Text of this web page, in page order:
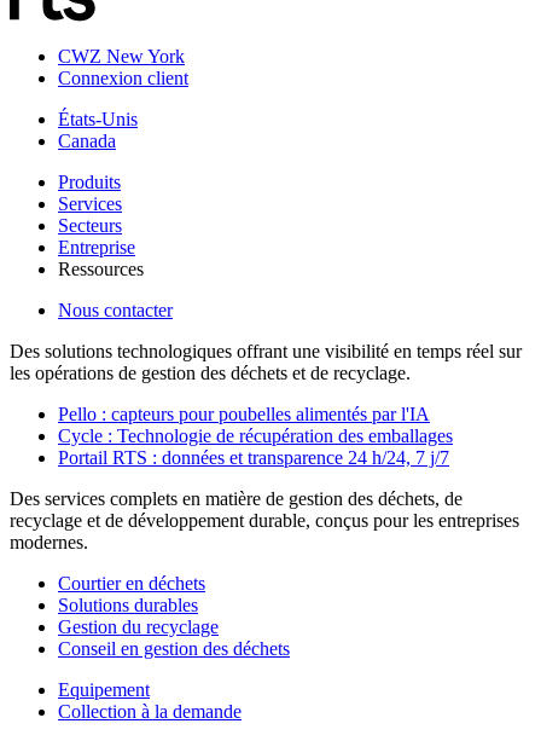
CWZ New York
Connexion client
États-Unis
Canada
Produits
Services
Secteurs
Entreprise
Ressources
Nous contacter
Des solutions technologiques offrant une visibilité en temps réel sur
les opérations de gestion des déchets et de recyclage.
Pello : capteurs pour poubelles alimentés par l'IA
Cycle : Technologie de récupération des emballages
Portail RTS : données et transparence 24 h/24, 7 j/7
Des services complets en matière de gestion des déchets, de
recyclage et de développement durable, conçus pour les entreprises
modernes.
Courtier en déchets
Solutions durables
Gestion du recyclage
Conseil en gestion des déchets
Equipement
Collection à la demande